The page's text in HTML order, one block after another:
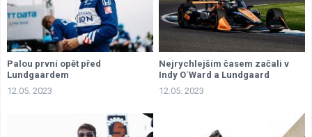
Palou první opět před
Lundgaardem
12.05. 2023
Nejrychlejším časem začali v
Indy O´Ward a Lundgaard
12.05. 2023